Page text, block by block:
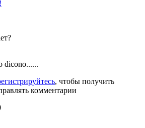
dicono......
, чтобы получить
комментарии